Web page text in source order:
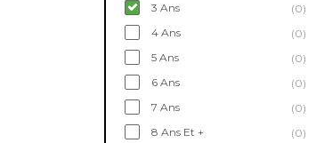
3 Ans
(0)
4 Ans
(0)
5 Ans
(0)
6 Ans
(0)
7 Ans
(0)
8 Ans Et +
(0)